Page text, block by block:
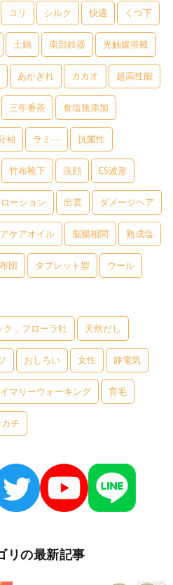
コリ シルク 快適 くつ下
土鍋 南部鉄器 光触媒搭載
あかぎれ カカオ 超高性能
三年番茶 食塩無添加
袖 ラミ― 抗菌性
竹布靴下 洗顔 ES波形
ーション 出雲 ダメージヘア
ケアオイル 脳腸相関 熟成塩
団 タブレット型 ウール
，フローラ社 天然だし
おしろい 女性 静電気
マリーウォーキング 育毛
チ
リの最新記事